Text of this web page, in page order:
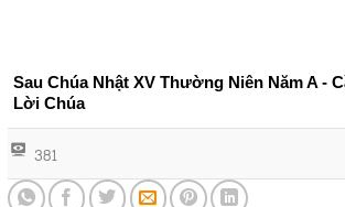
Sau Chúa Nhật XV Thường Niên Năm A -
Lời Chúa
381